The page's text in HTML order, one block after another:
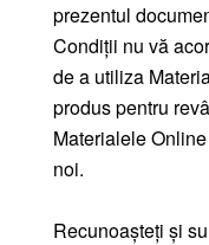
prezentul
Condiții nu vă
de a utiliza
produs pentru
Materialele
noi.
Recunoașteți și